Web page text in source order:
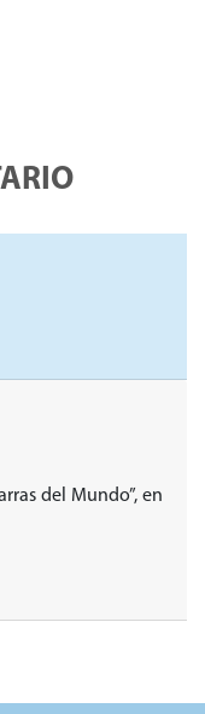
del Mundo”, en